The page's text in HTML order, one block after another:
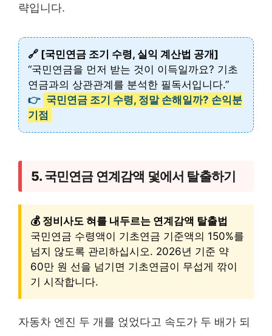
략입니다.
🔗 [국민연금 조기 수령, 실익 계산법 공개]
“국민연금을 먼저 받는 것이 이득일까요? 기초
연금과의 상관관계를 분석한 필독서입니다.”
👉 국민연금 조기 수령, 정말 손해일까? 손익분
기점
5. 국민연금 연계감액 덫에서 탈출하기
💰 정비사도 혀를 내두르는 연계감액 탈출법
국민연금 수령액이 기초연금 기준액의 150%를
넘지 않도록 관리하십시오. 2026년 기준 약
60만 원 선을 넘기면 기초연금이 무섭게 깎이
기 시작합니다.
자동차 엔진 두 개를 얹었다고 속도가 두 배가 되